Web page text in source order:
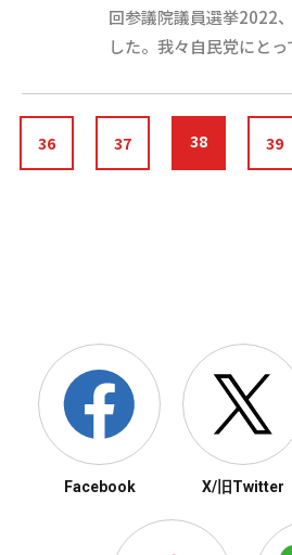
回参議院議員選挙2022
した。我々自民党にとっ
36 37 38 39
Facebook X/旧Twitter